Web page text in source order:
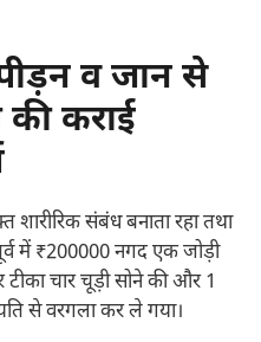
व जान से
कराई
शारीरिक संबंध बनाता रहा तथा
में ₹200000 नगद एक जोड़ी
चार चूड़ी सोने की और 1
से वरगला कर ले गया।